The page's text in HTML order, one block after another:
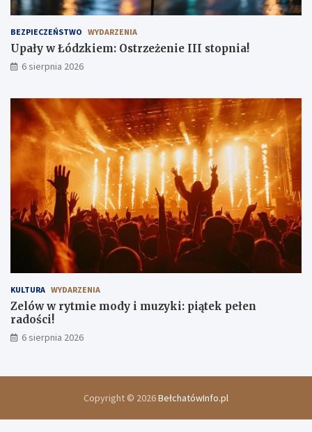
BEZPIECZEŃSTWO WYDARZENIA
Upały w Łódzkiem: Ostrzeżenie III stopnia!
6 sierpnia 2026
KULTURA WYDARZENIA
Zelów w rytmie mody i muzyki: piątek pełen
radości!
6 sierpnia 2026
Copyright © 2026BełchatówInfo.pl